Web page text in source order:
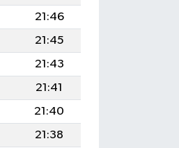
21:46
21:45
21:43
21:41
21:40
21:38